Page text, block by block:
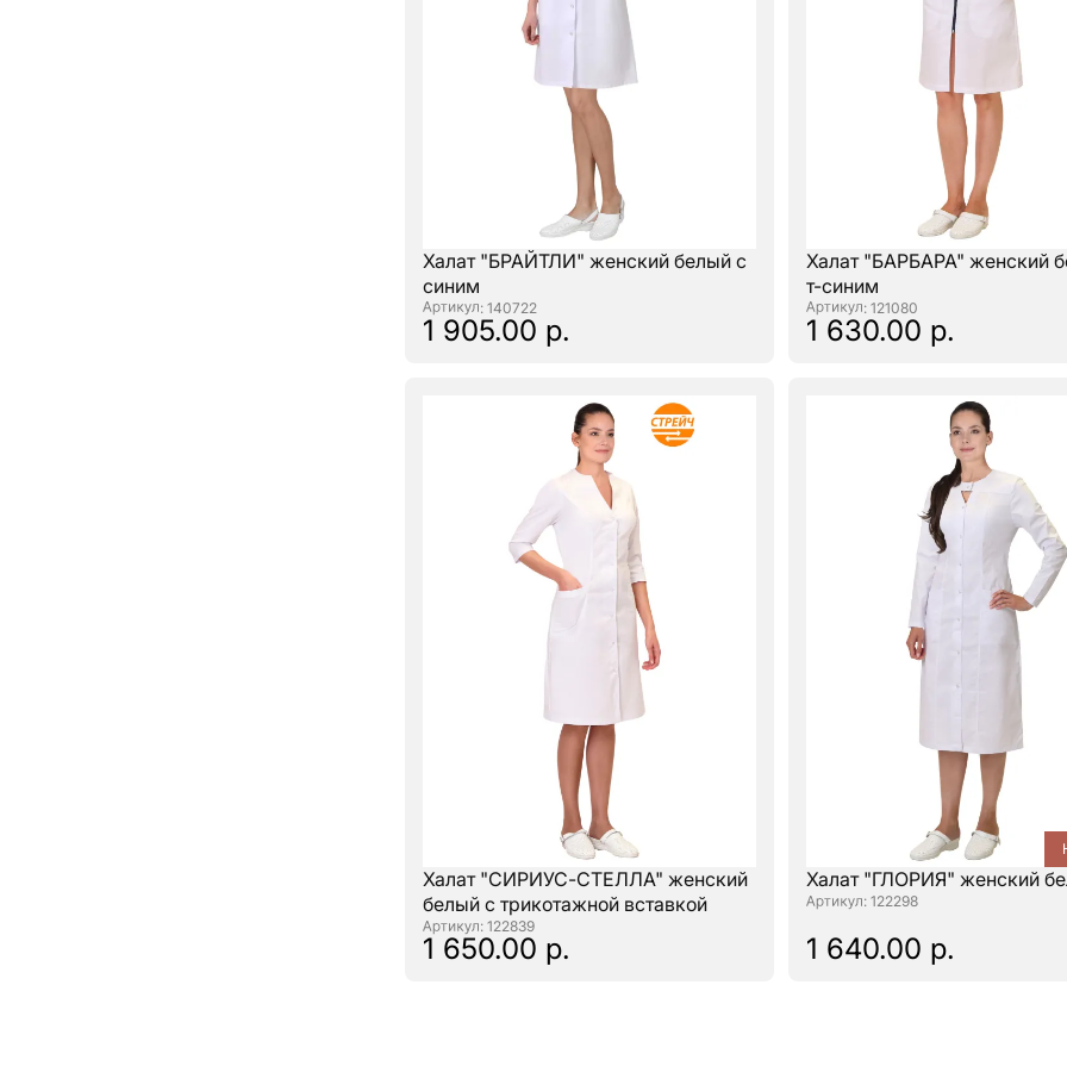
Халат "БРАЙТЛИ" женский белый с
синим
: 140722
1 905.00 р.
Халат "БАРБАРА" женский
т-синим
: 121080
1 630.00 р.
Халат "СИРИУС-СТЕЛЛА" женский
белый с трикотажной вставкой
: 122839
1 650.00 р.
Халат "ГЛОРИЯ" женский
: 122298
1 640.00 р.